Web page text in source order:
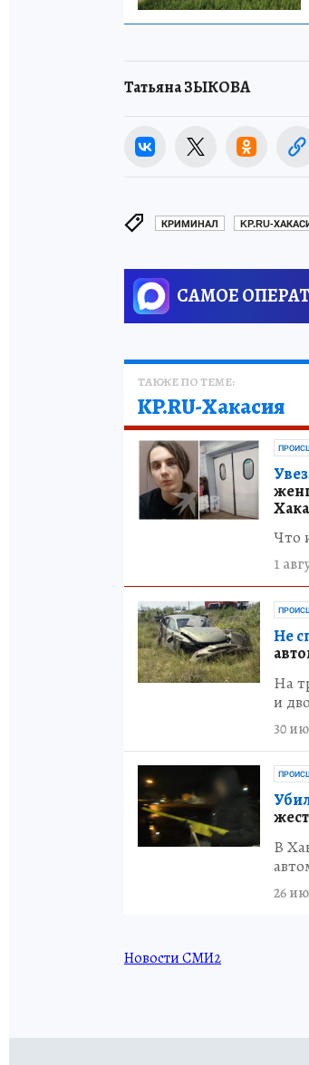
Татьяна ЗЫКОВА
КРИМИНАЛ KP.RU-
САМОЕ
ТАКЖЕ ПО ТЕМЕ:
KP.RU-Хакасия
Что
1
Не
На
и
30
В
26
Новости СМИ2